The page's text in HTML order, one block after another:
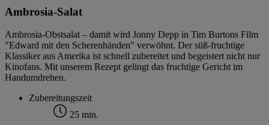
Ambrosia-Salat
Ambrosia-Obstsalat – damit wird Jonny Depp in Tim Burtons Film
"Edward mit den Scherenhänden" verwöhnt. Der süß-fruchtige
Klassiker aus Amerika ist schnell zubereitet und begeistert nicht nur
Kinofans. Mit unserem Rezept gelingt das fruchtige Gericht im
Handumdrehen.
Zubereitungszeit
25 min.